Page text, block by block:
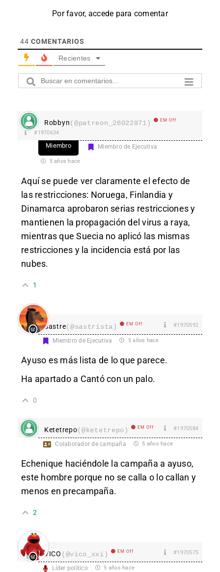
Por favor, accede para comentar
44 COMENTARIOS
Recientes
Robbyn(@patreon_26022871) EM Off
#1970634
Miembro Miembro de Ejecutiva
5 años hace
Aquí se puede ver claramente el efecto de
las restricciones: Noruega, Finlandia y
Dinamarca aprobaron serias restricciones y
mantienen la propagación del virus a raya,
mientras que Suecia no aplicó las mismas
restricciones y la incidencia está por las
nubes.
1
Sastre(@sastrista) EM Off #1970592
Miembro de Ejecutiva 5 años hace
Ayuso es más lista de lo que parece.
Ha apartado a Cantó con un palo.
0
Ketetrepo(@ketetrepo) EM Off #1970584
Colaborador de campaña 5 años hace
Echenique haciéndole la campaña a ayuso,
este hombre porque no se calla o lo callan y
menos en precampaña.
2
VICO (@vico_xxi) EM Off #1970575
Líder político 5 años hace